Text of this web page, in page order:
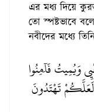
এর মধ্য দিয়ে
তো স্পষ্টভাবে
নবীদের মধ্যে
وَيُمِيتُ فَآَمِنُوا
لَعَلَّكُمْ تَهْتَدُونَ